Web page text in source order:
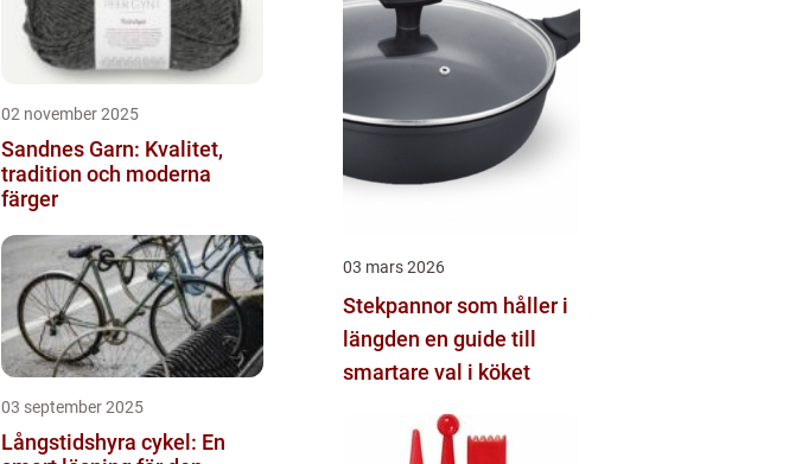
02 november 2025
Sandnes Garn: Kvalitet,
tradition och moderna
färger
03 september 2025
Långstidshyra cykel: En
03 mars 2026
Stekpannor som håller i
längden en guide till
smartare val i köket